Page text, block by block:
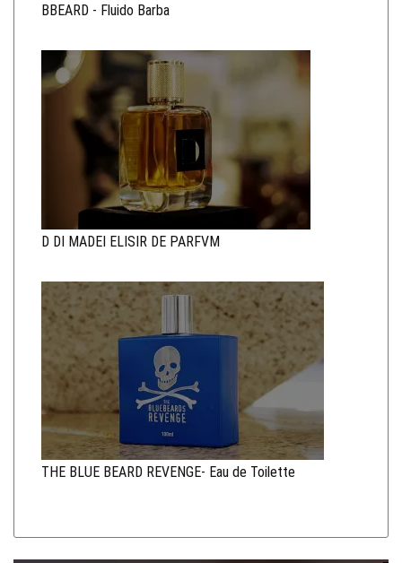
BBEARD - Fluido Barba
D DI MADEI ELISIR DE PARFVM
THE BLUE BEARD REVENGE- Eau de Toilette